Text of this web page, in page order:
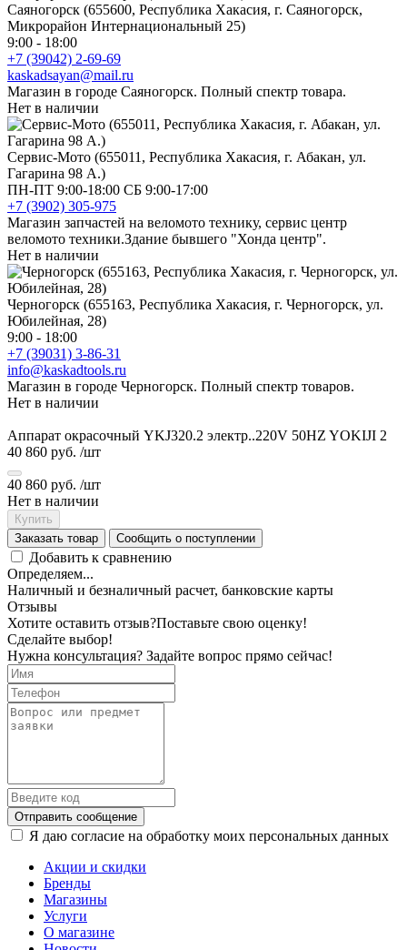
Саяногорск (655600, Республика Хакасия, г. Саяногорск,
Микрорайон Интернациональный 25)
9:00 - 18:00
+7 (39042) 2-69-69
kaskadsayan@mail.ru
Магазин в городе Саяногорск. Полный спектр товара.
Нет в наличии
Сервис-Мото (655011, Республика Хакасия, г. Абакан, ул.
Гагарина 98 А.)
ПН-ПТ 9:00-18:00 СБ 9:00-17:00
+7 (3902) 305-975
Магазин запчастей на веломото технику, сервис центр
веломото техники.Здание бывшего "Хонда центр".
Нет в наличии
Черногорск (655163, Республика Хакасия, г. Черногорск, ул.
Юбилейная, 28)
9:00 - 18:00
+7 (39031) 3-86-31
info@kaskadtools.ru
Магазин в городе Черногорск. Полный спектр товаров.
Нет в наличии
Аппарат окрасочный YKJ320.2 электр..220V 50HZ YOKIJI 2
40 860 руб. /шт
40 860 руб. /шт
Нет в наличии
Купить
Заказать товар
Сообщить о поступлении
Добавить к сравнению
Определяем...
Наличный и безналичный расчет, банковские карты
Отзывы
Хотите оставить отзыв?Поставьте свою оценку!
Сделайте выбор!
Нужна консультация? Задайте вопрос прямо сейчас!
Отправить сообщение
Я даю согласие на обработку моих персональных данных
Акции и скидки
Бренды
Магазины
Услуги
О магазине